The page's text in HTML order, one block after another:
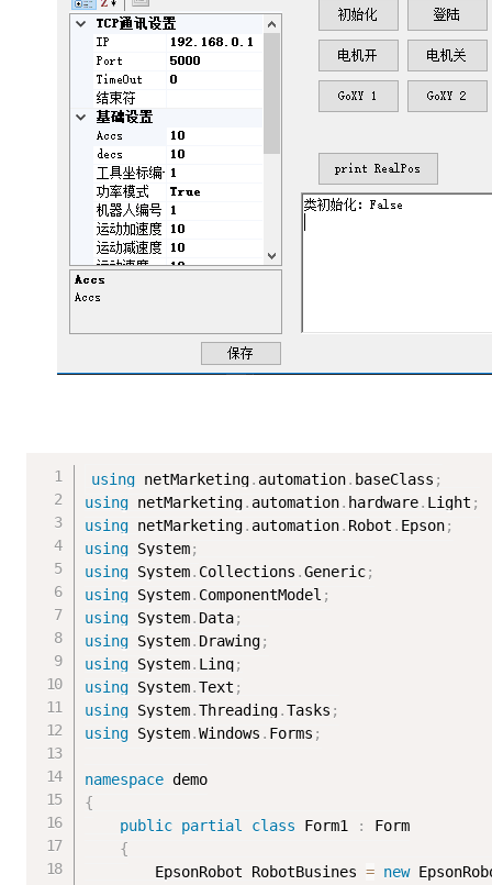
using netMarketing. automation. baseClass ;
using netMarketing. automation. hardware. Light ;
using netMarketing. automation. Robot . Epson;
using System;
using System. Collections .Generic;
using System. ComponentModel ;
using System. Data;
using System. Drawing;
using System. Linq;
using System.Text ;
using System.Threading.Tasks ;
using System.Windows . Forms ;
namespace
{
public partial class Form1 :
Form
{
        EpsonRobot RobotBusines
= new